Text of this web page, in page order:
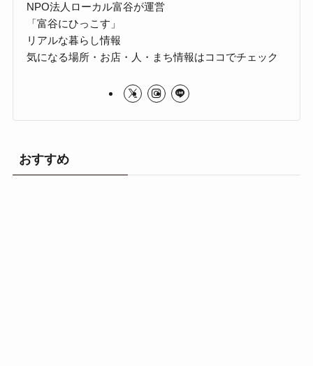
NPO法人ローカル富谷が運営
「富谷にひっこす」
リアルな暮らし情報
気になる場所・お店・人・まち情報はココでチェック
おすすめ